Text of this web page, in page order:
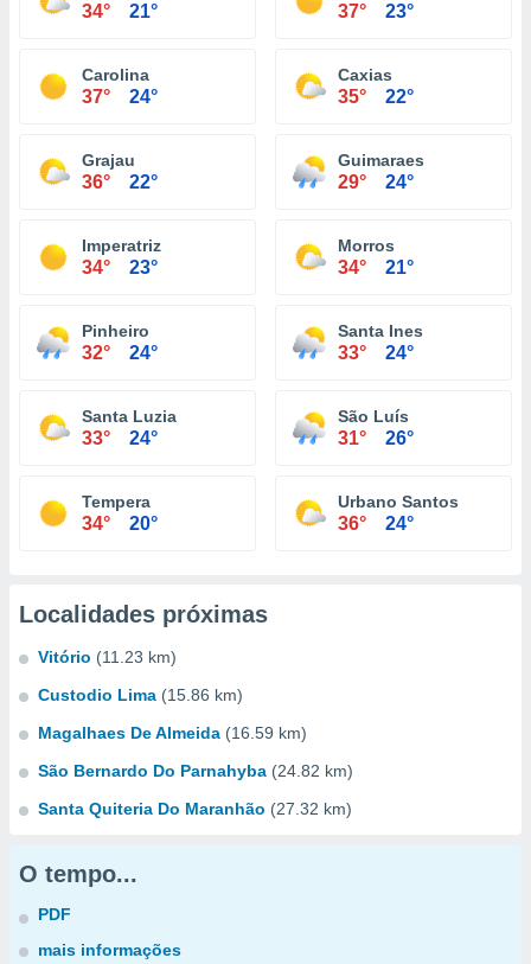
34° 21° 37° 23°
Carolina
37° 24°
Caxias
35° 22°
Grajau
36° 22°
Guimaraes
29° 24°
Imperatriz
34° 23°
Morros
34° 21°
Pinheiro
32° 24°
Santa Ines
33° 24°
Santa Luzia
33° 24°
São Luís
31° 26°
Tempera
34° 20°
Urbano Santos
36° 24°
Localidades próximas
Vitório (11.23 km)
Custodio Lima (15.86 km)
Magalhaes De Almeida (16.59 km)
São Bernardo Do Parnahyba (24.82 km)
Santa Quiteria Do Maranhão (27.32 km)
O tempo...
PDF
mais informações